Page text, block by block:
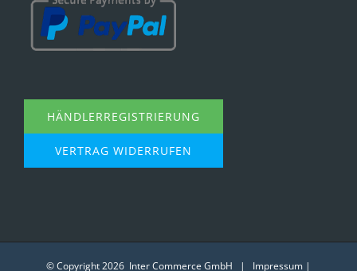
HÄNDLERREGISTRIERUNG
VERTRAG WIDERRUFEN
© Copyright2026 Inter Commerce GmbH | Impressum |